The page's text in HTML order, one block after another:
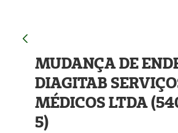
MUDANÇA DE
DIAGITAB
MÉDICOS LTDA
5)